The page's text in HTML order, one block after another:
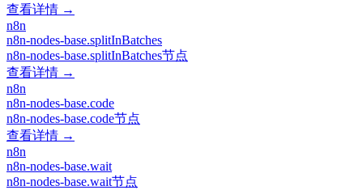
查看详情 →
n8n
n8n-nodes-base.splitInBatches
n8n-nodes-base.splitInBatches节点
查看详情 →
n8n
n8n-nodes-base.code
n8n-nodes-base.code节点
查看详情 →
n8n
n8n-nodes-base.wait
n8n-nodes-base.wait节点